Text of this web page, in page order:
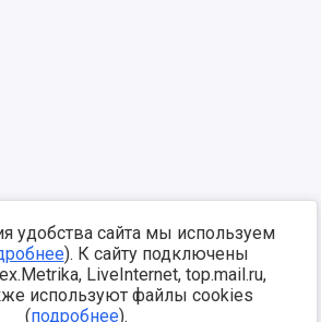
удобства сайта мы используем
). К сайту подключены
LiveInternet, top.mail.ru,
используют файлы cookies
(подробнее).